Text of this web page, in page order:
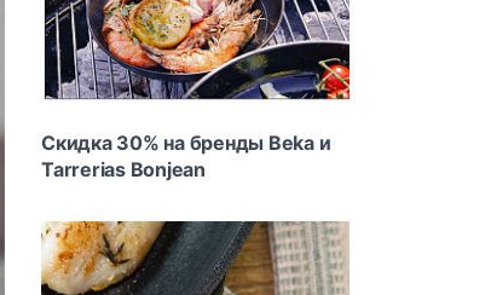
Скидка 30% на бренды Beka и
Tarrerias Bonjean